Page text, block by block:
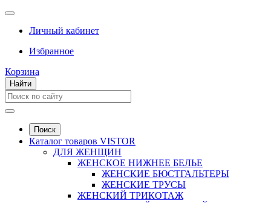
Личный кабинет
Избранное
Корзина
Найти
Поиск
Каталог товаров VISTOR
ДЛЯ ЖЕНЩИН
ЖЕНСКОЕ НИЖНЕЕ БЕЛЬЕ
ЖЕНСКИЕ БЮСТГАЛЬТЕРЫ
ЖЕНСКИЕ ТРУСЫ
ЖЕНСКИЙ ТРИКОТАЖ